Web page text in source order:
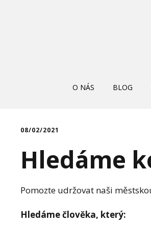
O NÁS BLOG
08/02/2021
Hledáme
Pomozte udržovat naši
Hledáme člověka, který: